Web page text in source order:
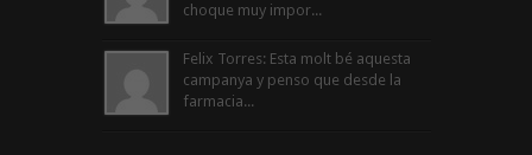
choque muy impor...
Felix Torres: Esta molt bé aquesta
campanya y penso que desde la
farmacia...